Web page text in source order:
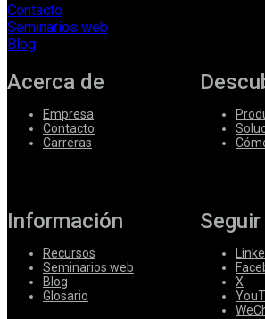
Partners
Suppliers
Contacto
Seminarios web
Blog
Acerca de
Empresa
Contacto
Carreras
Información
Recursos
Seminarios web
Blog
Glosario
Seguir
X